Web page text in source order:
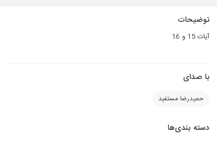
توضیحات
آیات 15 و 16
با صدای
حمیدرضا مستفید
دسته بندی‌ها